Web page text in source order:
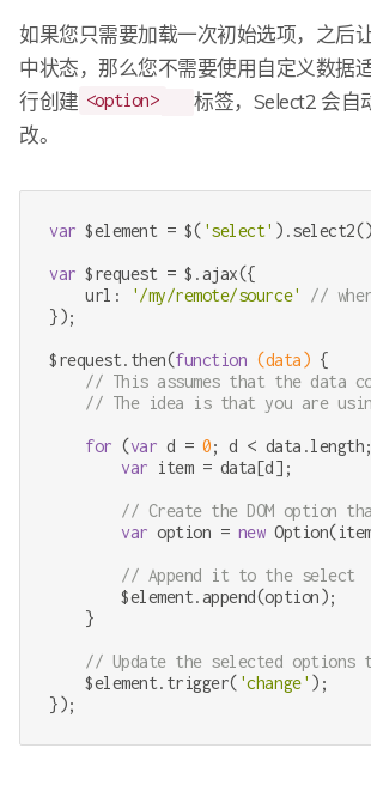
如果您只需要加载一次初始选项，之后
中状态，那么您不需要使用自定义数据
行创建 <option>
标签，Select2 会自
改。
var $element = $( 'select'
var $request = $.ajax({
    url:
'/my/remote/source'
//
});
$request.then(function (data) {
// This assumes that the data
// The idea is that you are
for (var d = 0; d <
var item = data[d];
// Create the DOM option
var option = new
// Append it to the select
        $element.append(option);
    }
// Update the selected options
    $element.trigger(
'change' );
});